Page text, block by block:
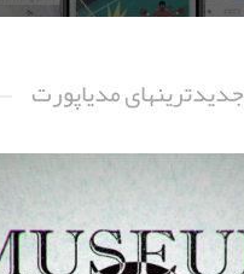
جدیدترینهای مدیاپورت